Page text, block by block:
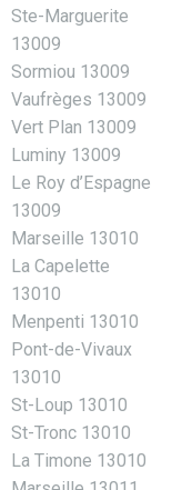
Ste-Marguerite
13009
Sormiou 13009
Vaufrèges 13009
Vert Plan 13009
Luminy 13009
Le Roy d’Espagne
13009
Marseille 13010
La Capelette
13010
Menpenti 13010
Pont-de-Vivaux
13010
St-Loup 13010
St-Tronc 13010
La Timone 13010